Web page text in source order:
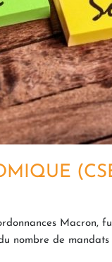
Macron,
nombre de